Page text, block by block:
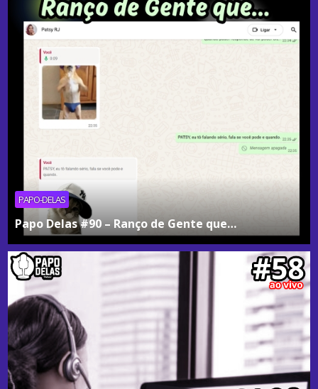
PAPO-DELAS
Papo Delas #90 – Ranço de Gente que…